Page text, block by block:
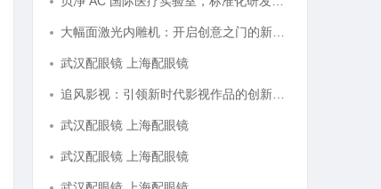
武汉配眼镜 上海配眼镜
武汉配眼镜 上海配眼镜
武汉配眼镜 上海配眼镜